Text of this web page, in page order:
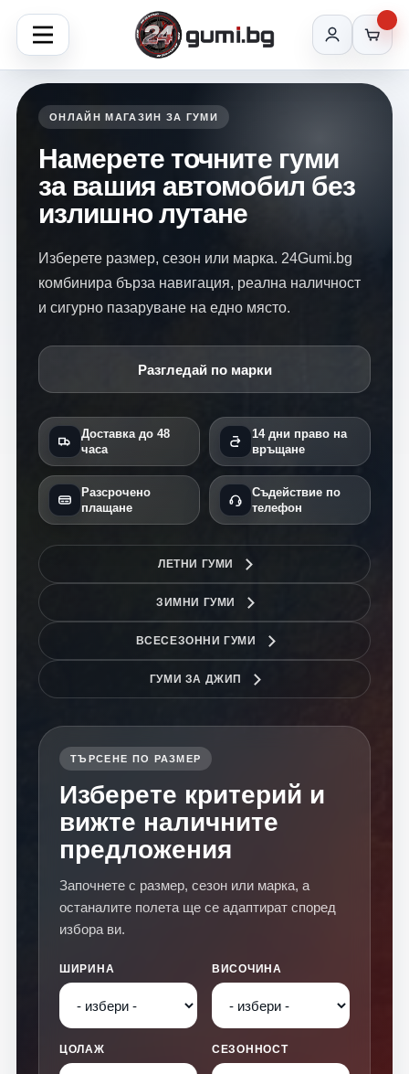
ОНЛАЙН МАГАЗИН ЗА ГУМИ
Намерете точните гуми
за вашия автомобил без
излишно лутане
Изберете размер, сезон или марка. 24Gumi.bg
комбинира бърза навигация, реална наличност
и сигурно пазаруване на едно място.
Разгледай по марки
Доставка до 48
часа
14 дни право на
връщане
Разсрочено
плащане
Съдействие по
телефон
ЛЕТНИ ГУМИ
ЗИМНИ ГУМИ
ВСЕСЕЗОННИ ГУМИ
ГУМИ ЗА ДЖИП
ТЪРСЕНЕ ПО РАЗМЕР
Изберете критерий и
вижте наличните
предложения
Започнете с размер, сезон или марка, а
останалите полета ще се адаптират според
избора ви.
ШИРИНА ВИСОЧИНА
ЦОЛАЖ СЕЗОННОСТ